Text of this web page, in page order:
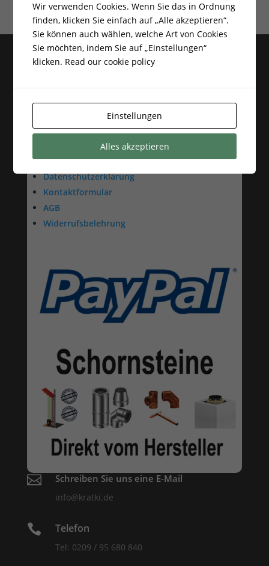
 Schreiben Sie uns eine E-Mail
info@kratki.de
 Telefon
Tel: 0209 / 95 680 840
Kratki Kaminofen, Kamine,
Kameineinsätze, Gaskamine,
Kaminbausätze
Impressum
Datenschutzerklärung
Kontaktformular
AGB
Widerrufsbelehrung
Wir verwenden Cookies. Wenn Sie das in Ordnung
finden, klicken Sie einfach auf „Alle akzeptieren“.
Sie können auch wählen, welche Art von Cookies
Sie möchten, indem Sie auf „Einstellungen“
klicken. Read our cookie policy
Einstellungen
Alles akzeptieren